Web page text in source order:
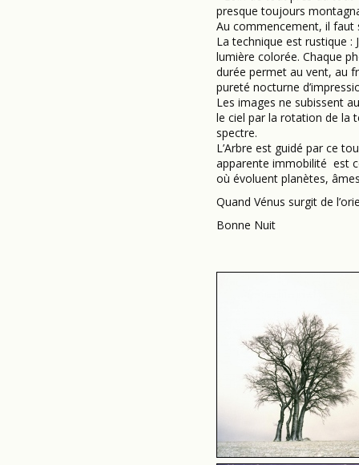
presque toujours
Au commencement, il
La technique est rustique :
lumière colorée. Chaque
durée permet au vent, au
pureté nocturne
Les images ne subissent
le ciel par la rotation de la
spectre.
L’Arbre est guidé par ce
apparente immobilité est
où évoluent planètes,
Quand Vénus surgit de
Bonne Nuit